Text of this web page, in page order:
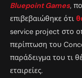
Bluepoint Games,
επιβεβαιώθηκε ότι
service project στο
περίπτωση του
παράδειγμα του τι
εταιρείες.